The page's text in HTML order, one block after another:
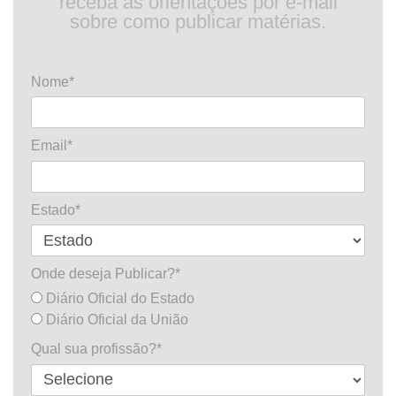
sobre como publicar matérias.
Nome*
Email*
Estado*
Onde deseja Publicar?*
Diário Oficial do Estado
Diário Oficial da União
Qual sua profissão?*